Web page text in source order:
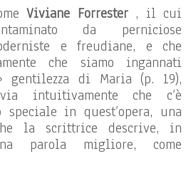
Viviane Forrester, il cui
da perniciose
e freudiane, e che
che siamo ingannati
gentilezza di Maria (p. 19),
intuitivamente che c’è
in quest’opera, una
la scrittrice descrive, in
parola migliore, come